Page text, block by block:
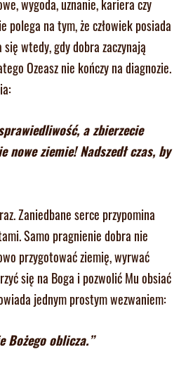
wygoda, uznanie, kariera czy
polega na tym, że człowiek posiada
wtedy, gdy dobra zaczynają
Ozeasz nie kończy na diagnozie.
a zbierzecie
nowe ziemie! Nadszedł czas, by
Zaniedbane serce przypomina
Samo pragnienie dobra nie
przygotować ziemię, wyrwać
się na Boga i pozwolić Mu obsiać
jednym prostym wezwaniem:
Bożego oblicza.”